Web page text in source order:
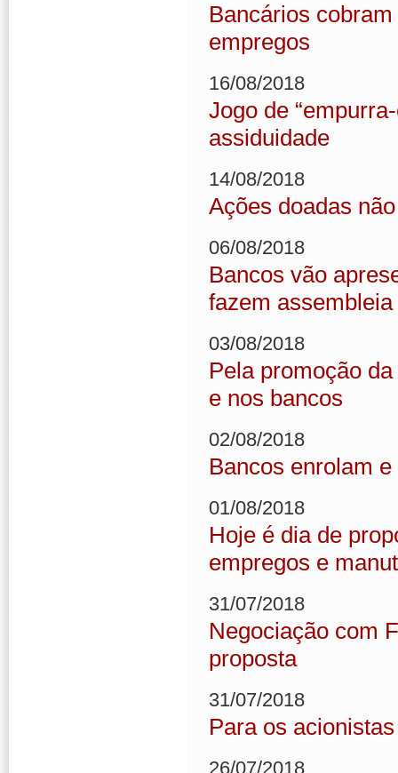
Bancários
empregos
16/08/2018
Jogo de
assiduidade
14/08/2018
Ações doadas
06/08/2018
Bancos vão
fazem
03/08/2018
Pela promoção
e nos bancos
02/08/2018
Bancos enrolam
01/08/2018
Hoje é dia de
empregos e
31/07/2018
Negociação com
proposta
31/07/2018
Para os
26/07/2018